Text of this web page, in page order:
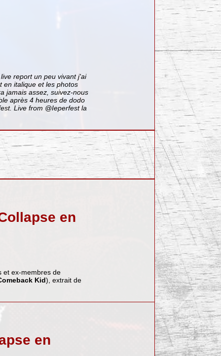
report un peu vivant j'ai
en italique et les photos
jamais assez, suivez-nous
après 4 heures de dodo
Live from @Ieperfest la
en
ex-membres de
Kid), extrait de
en